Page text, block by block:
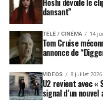
Hoshi dévoile le
dansant”
TÉLÉ / CINÉMA 14
Tom Cruise
annonce de
VIDEOS 8 juillet 2026
U2 revient avec «
signal d’un